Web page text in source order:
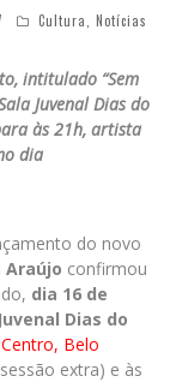
Cultura Notícias
intitulado “Sem
Juvenal Dias do
às 21h, artista
dia
do novo
Araújo confirmou
dia 16 de
Dias do
Belo
extra) e às